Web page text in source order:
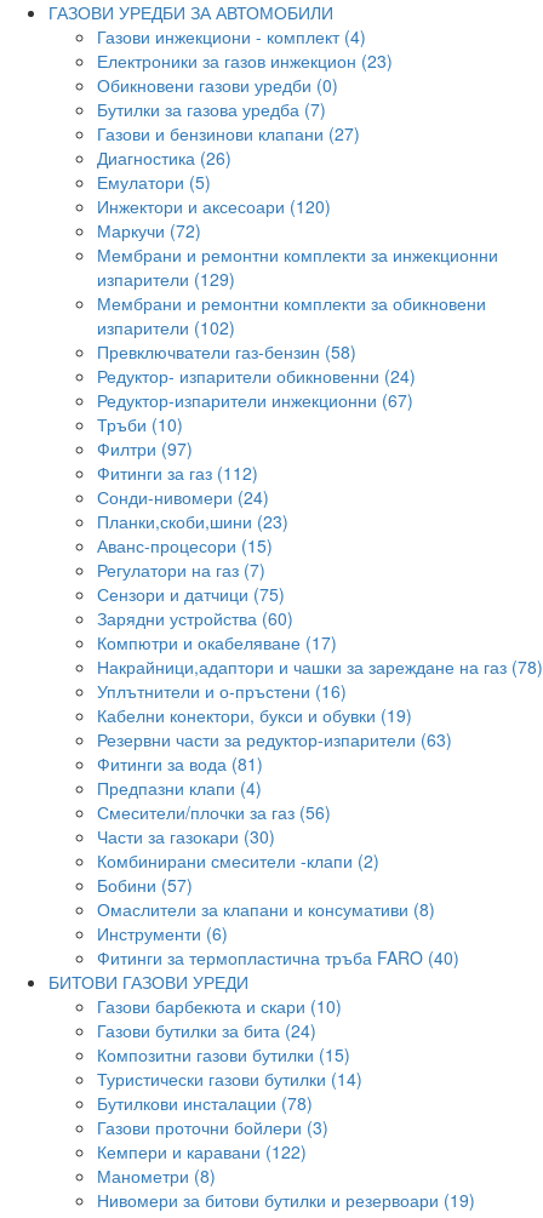
ГАЗОВИ УРЕДБИ ЗА АВТОМОБИЛИ
Газови инжекциони - комплект (4)
Електроники за газов инжекцион (23)
Обикновени газови уредби (0)
Бутилки за газова уредба (7)
Газови и бензинови клапани (27)
Диагностика (26)
Емулатори (5)
Инжектори и аксесоари (120)
Маркучи (72)
Мембрани и ремонтни комплекти за инжекционни
изпарители (129)
Мембрани и ремонтни комплекти за обикновени
изпарители (102)
Превключватели газ-бензин (58)
Редуктор- изпарители обикновенни (24)
Редуктор-изпарители инжекционни (67)
Тръби (10)
Филтри (97)
Фитинги за газ (112)
Сонди-нивомери (24)
Планки,скоби,шини (23)
Аванс-процесори (15)
Регулатори на газ (7)
Сензори и датчици (75)
Зарядни устройства (60)
Компютри и окабеляване (17)
Накрайници,адаптори и чашки за зареждане на газ (78)
Уплътнители и о-пръстени (16)
Кабелни конектори, букси и обувки (19)
Резервни части за редуктор-изпарители (63)
Фитинги за вода (81)
Предпазни клапи (4)
Смесители/плочки за газ (56)
Части за газокари (30)
Комбинирани смесители -клапи (2)
Бобини (57)
Омаслители за клапани и консумативи (8)
Инструменти (6)
Фитинги за термопластична тръба FARO (40)
БИТОВИ ГАЗОВИ УРЕДИ
Газови барбекюта и скари (10)
Газови бутилки за бита (24)
Композитни газови бутилки (15)
Туристически газови бутилки (14)
Бутилкови инсталации (78)
Газови проточни бойлери (3)
Кемпери и каравани (122)
Манометри (8)
Нивомери за битови бутилки и резервоари (19)